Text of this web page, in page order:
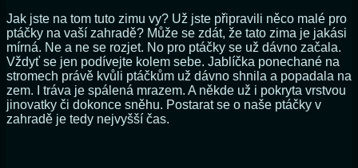
Jak jste na tom tuto zimu vy? Už jste připravili něco malé pro
ptáčky na vaší zahradě? Může se zdát, že tato zima je jakási
mírná. Ne a ne se rozjet. No pro ptáčky se už dávno začala.
Vždyť se jen podívejte kolem sebe. Jablíčka ponechané na
stromech právě kvůli ptáčkům už dávno shnila a popadala na
zem. I tráva je spálená mrazem. A někde už i pokryta vrstvou
jinovatky či dokonce sněhu. Postarat se o naše ptáčky v
zahradě je tedy nejvyšší čas.